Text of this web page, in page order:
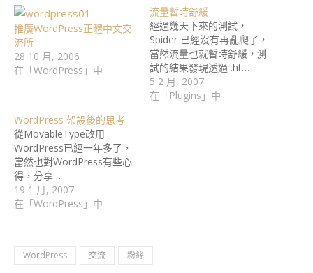
推廣WordPress正體中文交
流所
28 10 月, 2006
在「WordPress」中
流量暫時舒緩
經過幾天下來的測試，
Spider 已經沒有再亂爬了，
當然流量也就暫時舒緩，測
試的結果發現透過 .ht…
5 2 月, 2007
在「Plugins」中
WordPress 架設後的思考
從MovableType改用
WordPress已經一年多了，
當然也對WordPress有些心
得，分享…
19 1 月, 2007
在「WordPress」中
WordPress 交流 粉絲